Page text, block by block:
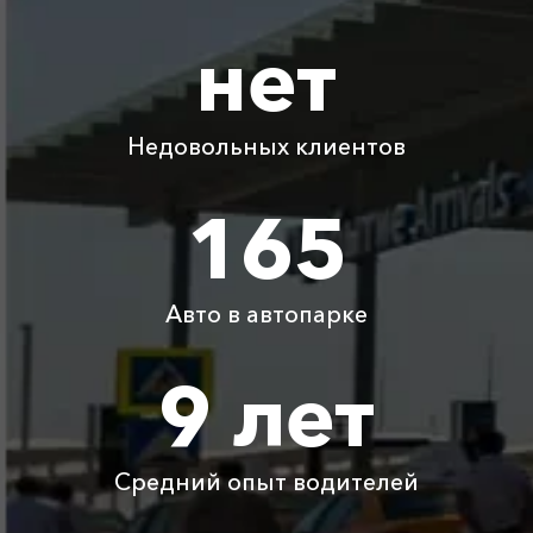
1610 ₽ 3220 ₽
Абрау-Дюрсо ⇆
440 ₽ 880 ₽ 1320 ₽
1570 ₽ 3140 ₽ 4710 ₽
Абрау-Дюрсо ⇆
Абрау-Дюрсо ⇆
7350 ₽ 14700 ₽
Детское
Бесплатно Бесплатно
нет
Недовольных клиентов
165
Авто в автопарке
9 лет
Средний опыт водителей